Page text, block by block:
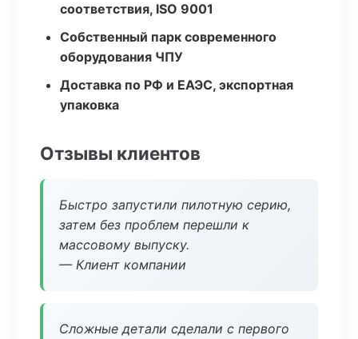
соответствия, ISO 9001
Собственный парк современного
оборудования ЧПУ
Доставка по РФ и ЕАЭС, экспортная
упаковка
Отзывы клиентов
Быстро запустили пилотную серию,
затем без проблем перешли к
массовому выпуску.
— Клиент компании
Сложные детали сделали с первого